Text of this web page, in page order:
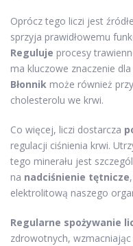
Oprócz tego liczi jest
sprzyja prawidłowemu
Reguluje procesy
ma kluczowe znaczenie
Błonnik może również
cholesterolu we krwi.
Co więcej, liczi dostarcza
regulacji ciśnienia krwi.
tego minerału jest
na nadciśnienie tętnicze
elektrolitową naszego
Regularne spożywanie
zdrowotnych,